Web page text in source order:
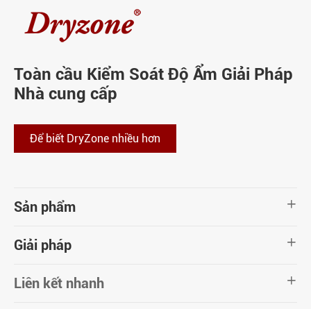
Toàn cầu Kiểm Soát Độ Ẩm Giải Pháp
Nhà cung cấp
Để biết DryZone nhiều hơn
Sản phẩm 
Giải pháp 
Liên kết nhanh 